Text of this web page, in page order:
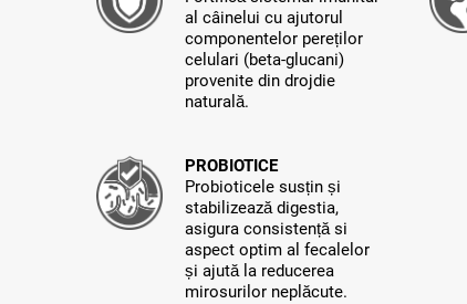
al câinelui cu ajutorul
componentelor pereților
celulari (beta-glucani)
provenite din drojdie
naturală.
PROBIOTICE
Probioticele susțin și
stabilizează digestia,
asigura consistență si
aspect optim al fecalelor
și ajută la reducerea
mirosurilor neplăcute.